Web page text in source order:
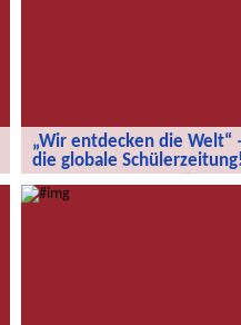
„Wir entdecken die Welt“
die globale
„Wir entdecken die Welt“ – die
globale Schülerzeitung!